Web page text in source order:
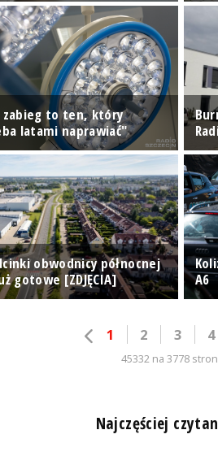
zabieg to ten, który
latami naprawiać"
obwodnicy północnej
gotowe [ZDJĘCIA]
A6
1 2 3 4
45332 na 3778
Najczęściej